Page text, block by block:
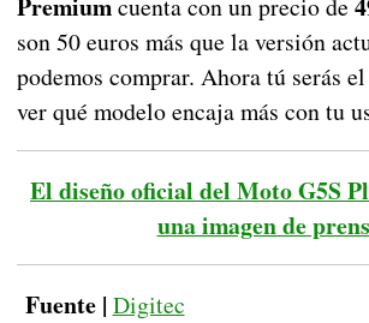
son 50 euros más que la versión
podemos comprar. Ahora tú serás
ver qué modelo encaja más con tu
El diseño oficial del Moto G5S
una imagen de
Fuente | Digitec